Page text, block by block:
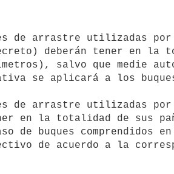
deberán tener en la
salvo que medie
se aplicará a los
en la totalidad de sus